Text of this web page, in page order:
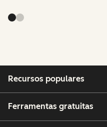
Recursos populares
Ferramentas gratuitas